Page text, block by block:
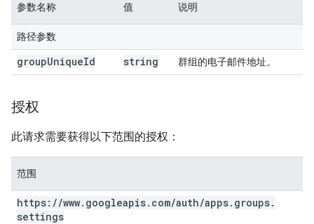
参数名称 值 说明
路径参数
groupUniqueId string 群组的电子邮件地址。
授权
此请求需要获得以下范围的授权：
范围
https: //www. googleapis. com/auth/apps. groups.
settings